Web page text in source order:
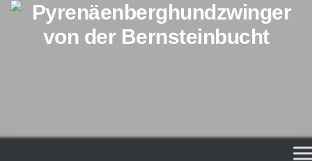
Zum Inhalt springen